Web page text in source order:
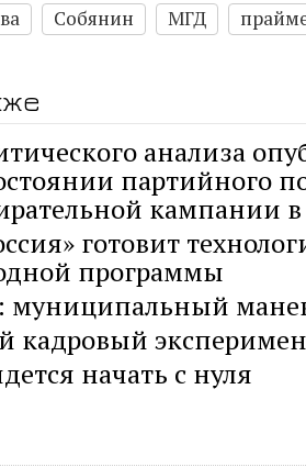
Собянин МГД
анализа
партийного
кампании
готовит
программы
муниципальный
кадровый
начать с нуля